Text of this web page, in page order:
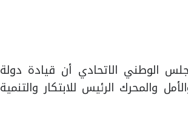
الوطني الاتحادي أن قيادة دولة
والمحرك الرئيس للابتكار والتنمية